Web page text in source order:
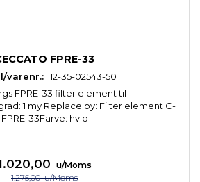
FPRE-33
varenr.: 12-35-02543-50
FPRE-33 filter element til
1 my Replace by: Filter element C-
FPRE-33Farve: hvid
u/Moms
1.275,00u/Moms